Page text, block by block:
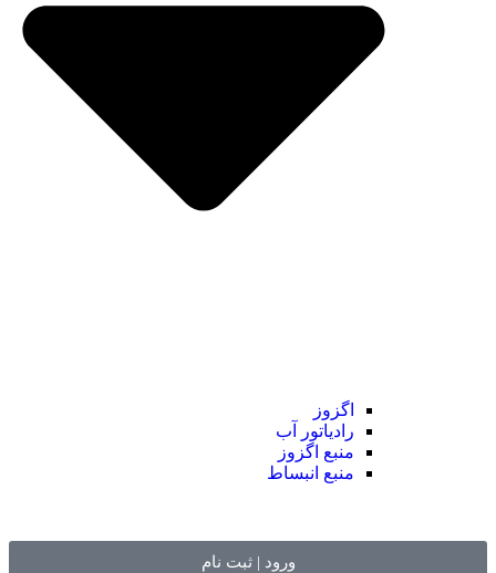
اگزوز
رادیاتور آب
منبع اگزوز
منبع انبساط
ورود | ثبت نام